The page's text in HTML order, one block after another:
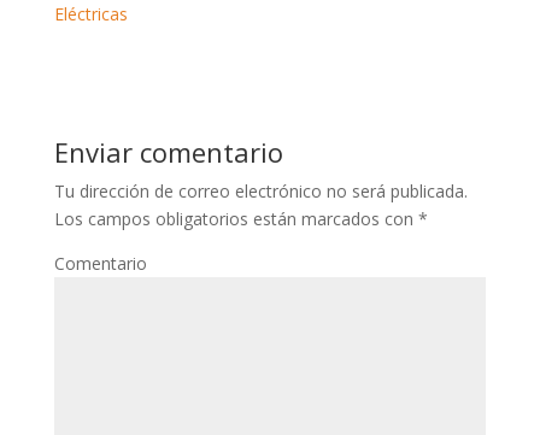
Eléctricas
Enviar comentario
Tu dirección de correo electrónico no será publicada.
Los campos obligatorios están marcados con *
Comentario